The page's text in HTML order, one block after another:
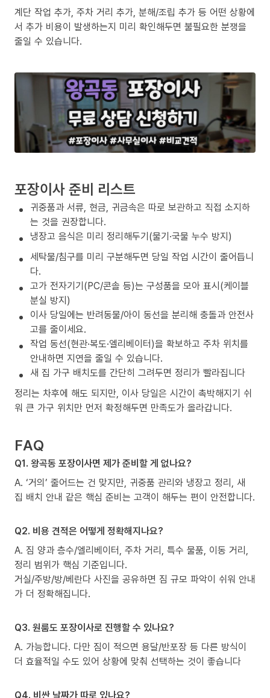
계단 작업 추가, 주차 거리 추가, 분해/조립 추가 등 어떤 상황에
서 추가 비용이 발생하는지 미리 확인해두면 불필요한 분쟁을
줄일 수 있습니다.
포장이사 준비 리스트
귀중품과 서류, 현금, 귀금속은 따로 보관하고 직접 소지하
는 것을 권장합니다.
냉장고 음식은 미리 정리해두기(물기·국물 누수 방지)
세탁물/침구를 미리 구분해두면 당일 작업 시간이 줄어듭니
다.
고가 전자기기(PC/콘솔 등)는 구성품을 모아 표시(케이블
분실 방지)
이사 당일에는 반려동물/아이 동선을 분리해 충돌과 안전사
고를 줄이세요.
작업 동선(현관·복도·엘리베이터)을 확보하고 주차 위치를
안내하면 지연을 줄일 수 있습니다.
새 집 가구 배치도를 간단히 그려두면 정리가 빨라집니다
정리는 차후에 해도 되지만, 이사 당일은 시간이 촉박해지기 쉬
워 큰 가구 위치만 먼저 확정해두면 만족도가 올라갑니다.
FAQ
Q1. 왕곡동 포장이사면 제가 준비할 게 없나요?
A. ‘거의’ 줄어드는 건 맞지만, 귀중품 관리와 냉장고 정리, 새
집 배치 안내 같은 핵심 준비는 고객이 해두는 편이 안전합니다.
Q2. 비용 견적은 어떻게 정확해지나요?
A. 짐 양과 층수/엘리베이터, 주차 거리, 특수 물품, 이동 거리,
정리 범위가 핵심 기준입니다.
거실/주방/방/베란다 사진을 공유하면 짐 규모 파악이 쉬워 안내
가 더 정확해집니다.
Q3. 원룸도 포장이사로 진행할 수 있나요?
A. 가능합니다. 다만 짐이 적으면 용달/반포장 등 다른 방식이
더 효율적일 수도 있어 상황에 맞춰 선택하는 것이 좋습니다
Q4. 비싼 날짜가 따로 있나요?